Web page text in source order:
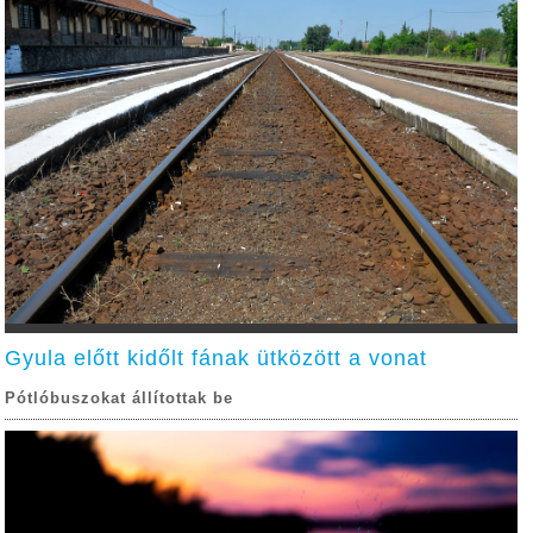
Gyula előtt kidőlt fának ütközött a vonat
Pótlóbuszokat állítottak be